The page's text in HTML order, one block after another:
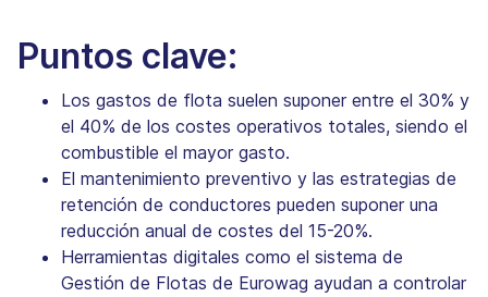
Puntos clave:
Los gastos de flota suelen suponer entre el 30% y
el 40% de los costes operativos totales, siendo el
combustible el mayor gasto.
El mantenimiento preventivo y las estrategias de
retención de conductores pueden suponer una
reducción anual de costes del 15-20%.
Herramientas digitales como el sistema de
Gestión de Flotas de Eurowag ayudan a controlar